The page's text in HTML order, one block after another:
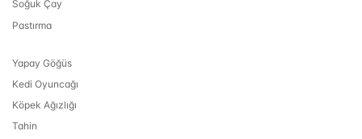
Soğuk Çay
Pastırma
Yapay Göğüs
Kedi Oyuncağı
Köpek Ağızlığı
Tahin